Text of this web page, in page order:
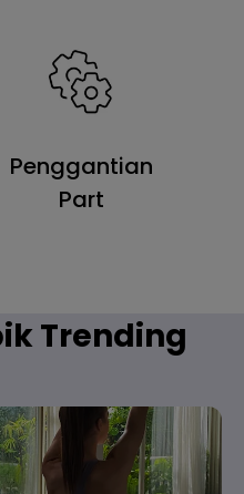
Penggantian
Part
Trending